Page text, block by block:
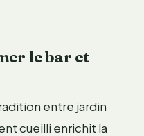
le bar et
entre jardin
cueilli enrichit la